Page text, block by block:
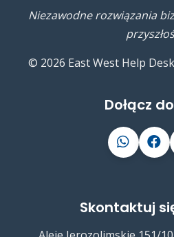
Niezawodne rozwiązania
© 2026 East West Help
Dołącz
Skontaktuj